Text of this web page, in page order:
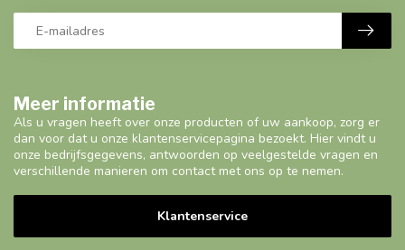
Meer informatie
Als u vragen heeft over onze producten of uw aankoop, zorg er
dan voor dat u onze klantenservicepagina bezoekt. Hier vindt u
onze bedrijfsgegevens, antwoorden op veelgestelde vragen en
verschillende manieren om contact met ons op te nemen.
Klantenservice